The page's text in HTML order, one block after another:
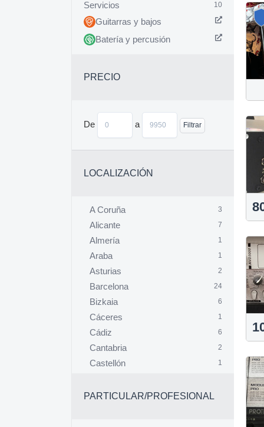
10
Servicios
Guitarras y bajos
Batería y percusión
PRECIO
De a Filtrar
LOCALIZACIÓN
3
A Coruña
7
Alicante
1
Almería
1
Araba
2
Asturias
24
Barcelona
6
Bizkaia
1
Cáceres
6
Cádiz
2
Cantabria
1
Castellón
Córdoba
PARTICULAR/PROFESIONAL